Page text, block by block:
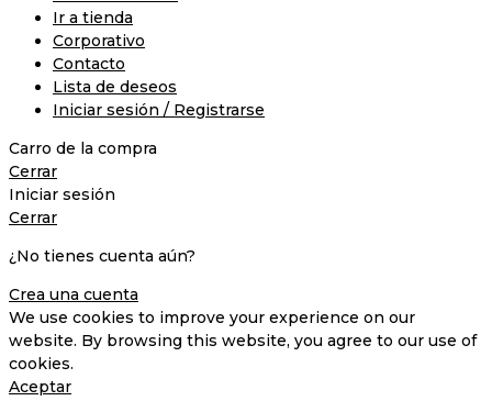
Ir a tienda
Corporativo
Contacto
Lista de deseos
Iniciar sesión / Registrarse
Carro de la compra
Cerrar
Iniciar sesión
Cerrar
¿No tienes cuenta aún?
Crea una cuenta
We use cookies to improve your experience on our
website. By browsing this website, you agree to our use of
cookies.
Aceptar